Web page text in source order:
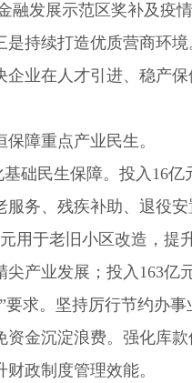
融发展示范区奖补及疫
是持续打造优质营商环
企业在人才引进、稳产
保障重点产业民生。
基础民生保障。投入16
服务、残疾补助、退役
用于老旧小区改造，提
尖产业发展；投入163
要求。坚持厉行节约办
资金沉淀浪费。强化库
政制度管理效能。